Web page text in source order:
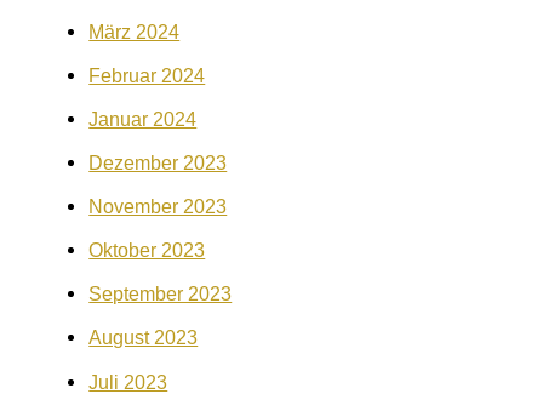
März 2024
Februar 2024
Januar 2024
Dezember 2023
November 2023
Oktober 2023
September 2023
August 2023
Juli 2023